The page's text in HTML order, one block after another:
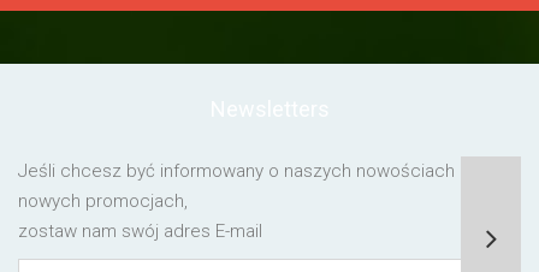
Jeśli chcesz być informowany o naszych nowościach lub o
nowych promocjach,
zostaw nam swój adres E-mail